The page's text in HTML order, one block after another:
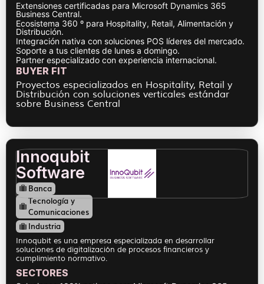
Extensiones certificadas para Microsoft Dynamics 365
Business Central.
Ecosistema 360 º para Hospitality, Retail, Alimentación y
Distribución.
Integración nativa con soluciones POS líderes del mercado.
Soporte a tus clientes de lunes a domingo.
Partner especializado con experiencia internacional.
BUYER FIT
Proyectos especializados en Hospitality, Retail y
Distribución con soluciones verticales estándar
sobre Business Central
Innoqubit
Software
Banca
Tecnología y
Comunicaciones
Industria
Innoqubit es una empresa especializada en desarrollar
soluciones de digitalización de procesos financieros y
cumplimiento normativo.
SECTORES